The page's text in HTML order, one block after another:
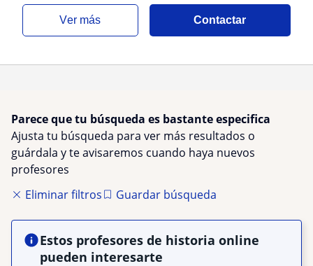
ver más Contactar
Parece que tu búsqueda es bastante especifica
Ajusta tu búsqueda para ver más resultados o
guárdala y te avisaremos cuando haya nuevos
profesores
Eliminar filtros
Guardar búsqueda
Estos profesores de historia online
pueden interesarte